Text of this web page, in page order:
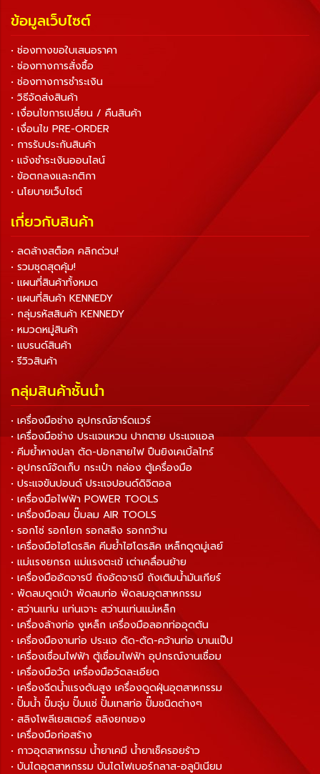
ข้อมูลเว็บไซต์
• ช่องทางขอใบเสนอราคา
• ช่องทางการสั่งซื้อ
• ช่องทางการชำระเงิน
• วิธีจัดส่งสินค้า
• เงื่อนไขการเปลี่ยน / คืนสินค้า
• เงื่อนไข PRE-ORDER
• การรับประกันสินค้า
• แจ้งชำระเงินออนไลน์
• ข้อตกลงและกติกา
• นโยบายเว็บไซต์
เกี่ยวกับสินค้า
• ลดล้างสต็อค คลิกด่วน!
• รวมชุดสุดคุ้ม!
• แผนที่สินค้าทั้งหมด
• แผนที่สินค้า KENNEDY
• กลุ่มรหัสสินค้า KENNEDY
• หมวดหมู่สินค้า
• แบรนด์สินค้า
• รีวิวสินค้า
กลุ่มสินค้าชั้นนำ
• เครื่องมือช่าง อุปกรณ์ฮาร์ดแวร์
• เครื่องมือช่าง ประแจแหวน ปากตาย ประแจแอล
• คีมย้ำหางปลา ตัด-ปอกสายไฟ ปืนยิงเคเบิ้ลไทร์
• อุปกรณ์จัดเก็บ กระเป๋า กล่อง ตู้เครื่องมือ
• ประแจขันปอนด์ ประแจปอนด์ดิจิตอล
• เครื่องมือไฟฟ้า POWER TOOLS
• เครื่องมือลม ปั๊มลม AIR TOOLS
• รอกโซ่ รอกโยก รอกสลิง รอกกว้าน
• เครื่องมือไฮโดรลิค คีมย้ำไฮโดรลิค เหล็กดูดมู่เลย์
• แม่แรงยกรถ แม่แรงตะเข้ เต่าเคลื่อนย้าย
• เครื่องมืออัดจารบี ถังอัดจารบี ถังเติมน้ำมันเกียร์
• พัดลมดูดเป่า พัดลมท่อ พัดลมอุตสาหกรรม
• สว่านแท่น แท่นเจาะ สว่านแท่นแม่เหล็ก
• เครื่องล้างท่อ งูเหล็ก เครื่องมือลอกท่ออุดตัน
• เครื่องมืองานท่อ ประแจ ดัด-ตัด-คว้านท่อ บานแป๊ป
• เครื่องเชื่อมไฟฟ้า ตู้เชื่อมไฟฟ้า อุปกรณ์งานเชื่อม
• เครื่องมือวัด เครื่องมือวัดละเอียด
• เครื่องฉีดน้ำแรงดันสูง เครื่องดูดฝุ่นอุตสาหกรรม
• ปั๊มน้ำ ปั๊มจุ่ม ปั๊มแช่ ปั๊มเทสท่อ ปั๊มชนิดต่างๆ
• สลิงโพลีเยสเตอร์ สลิงยกของ
• เครื่องมือก่อสร้าง
• กาวอุตสาหกรรม น้ำยาเคมี น้ำยาเช็ครอยร้าว
• บันไดอุตสาหกรรม บันไดไฟเบอร์กลาส-อลูมิเนียม